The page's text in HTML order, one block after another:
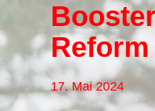
17. Mai 2024